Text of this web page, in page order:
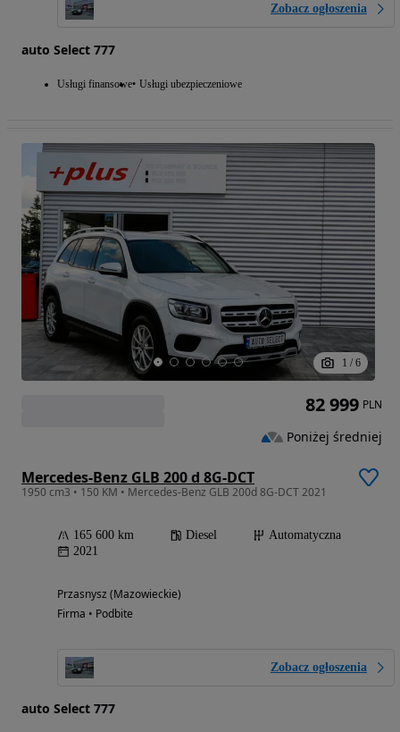
Zobacz ogłoszenia
auto Select 777
Usługi finansowe Usługi ubezpieczeniowe
1 / 6
Mercedes-Benz GLB 200 d 8G-DCT
1950 cm3 • 150 KM • Mercedes-Benz GLB 200d 8G-DCT 2021
165 600 km Diesel
Automatyczna
2021
Przasnysz (Mazowieckie)
Firma • Podbite
Zobacz ogłoszenia
auto Select 777
82 999 PLN
Poniżej średniej